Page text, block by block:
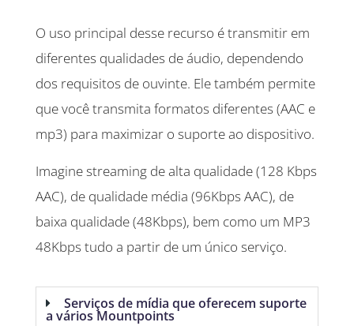
O uso principal desse recurso é transmitir em
diferentes qualidades de áudio, dependendo
dos requisitos de ouvinte. Ele também permite
que você transmita formatos diferentes (AAC e
mp3) para maximizar o suporte ao dispositivo.
Imagine streaming de alta qualidade (128 Kbps
AAC), de qualidade média (96Kbps AAC), de
baixa qualidade (48Kbps), bem como um MP3
48Kbps tudo a partir de um único serviço.
Serviços de mídia que oferecem suporte
a vários Mountpoints